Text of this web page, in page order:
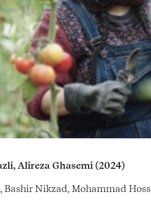
Alireza Ghasemi (2024)
Bashir Nikzad, Mohammad